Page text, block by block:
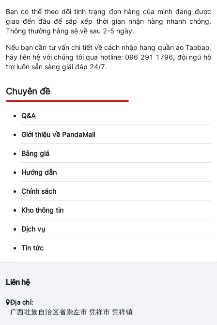
Bạn có thể theo dõi tình trạng đơn hàng của mình đang được
giao đến đâu để sắp xếp thời gian nhận hàng nhanh chóng.
Thông thường hàng sẽ về sau 2-5 ngày.
Nếu bạn cần tư vấn chi tiết về cách nhập hàng quần áo Taobao,
hãy liên hệ với chúng tôi qua hotline: 096 291 1796, đội ngũ hỗ
trợ luôn sẵn sàng giải đáp 24/7.
Chuyên đề
Q&A
Giới thiệu về PandaMall
Bảng giá
Hướng dẫn
Chính sách
Kho thông tin
Dịch vụ
Tin tức
Liên hệ
Địa chỉ:
广西壮族自治区省崇左市 凭祥市 凭祥镇